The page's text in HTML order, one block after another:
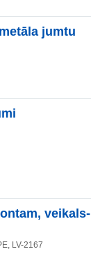
jumtu
veikals-
LV-2167